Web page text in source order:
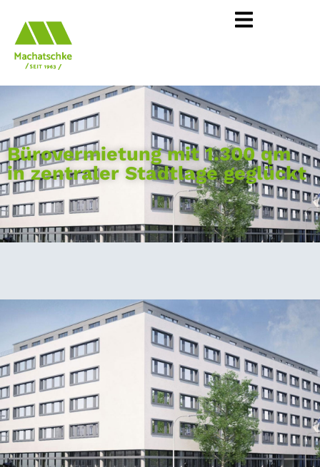
Bürovermietung mit 1.300 qm
in zentraler Stadtlage geglückt